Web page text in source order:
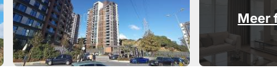
Meer